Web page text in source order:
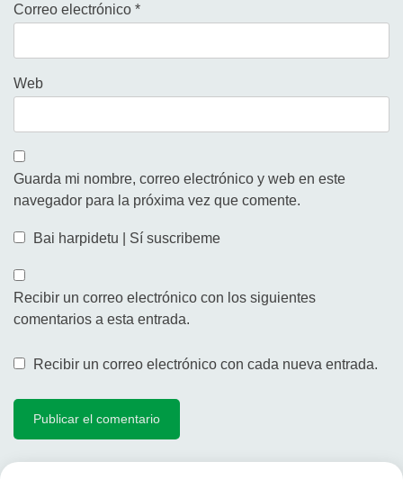
Correo electrónico *
Web
Guarda mi nombre, correo electrónico y web en este
navegador para la próxima vez que comente.
Bai harpidetu | Sí suscribeme
Recibir un correo electrónico con los siguientes
comentarios a esta entrada.
Recibir un correo electrónico con cada nueva entrada.